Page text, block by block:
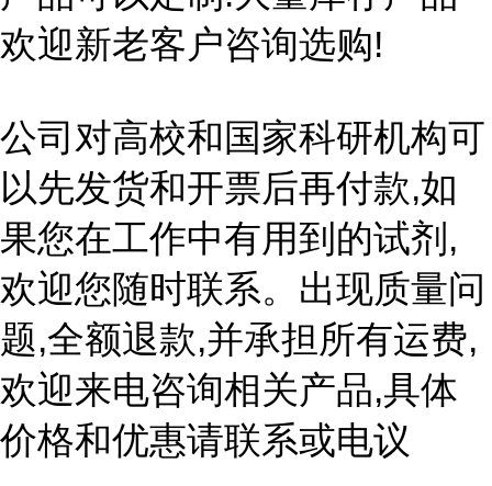
欢迎新老客户咨询选购!
公司对高校和国家科研机构可
以先发货和开票后再付款,如
果您在工作中有用到的试剂,
欢迎您随时联系。出现质量问
题,全额退款,并承担所有运费,
欢迎来电咨询相关产品,具体
价格和优惠请联系或电议